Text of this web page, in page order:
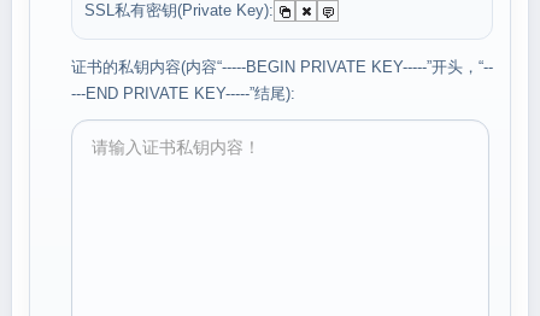
SSL私有密钥(Private Key):
证书的私钥内容(内容“-----BEGIN PRIVATE KEY-----”开头，“--
---END PRIVATE KEY-----”结尾):